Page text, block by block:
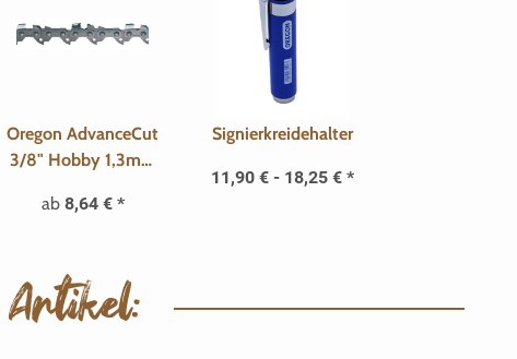
Oregon AdvanceCut
3/8" Hobby 1,3mm
ab 8,64 € *
Signierkreidehalter
11,90 € - 18,25 € *